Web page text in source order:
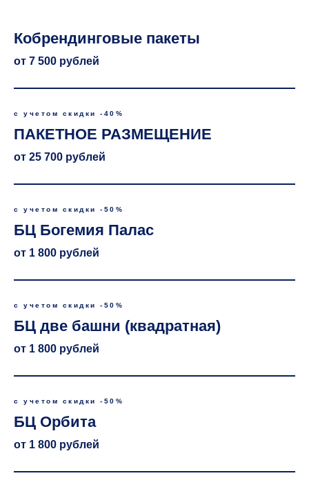
Кобрендинговые пакеты
от 7 500 рублей
с учетом скидки -40%
ПАКЕТНОЕ РАЗМЕЩЕНИЕ
от 25 700 рублей
с учетом скидки -50%
БЦ Богемия Палас
от 1 800 рублей
с учетом скидки -50%
БЦ две башни (квадратная)
от 1 800 рублей
с учетом скидки -50%
БЦ Орбита
от 1 800 рублей